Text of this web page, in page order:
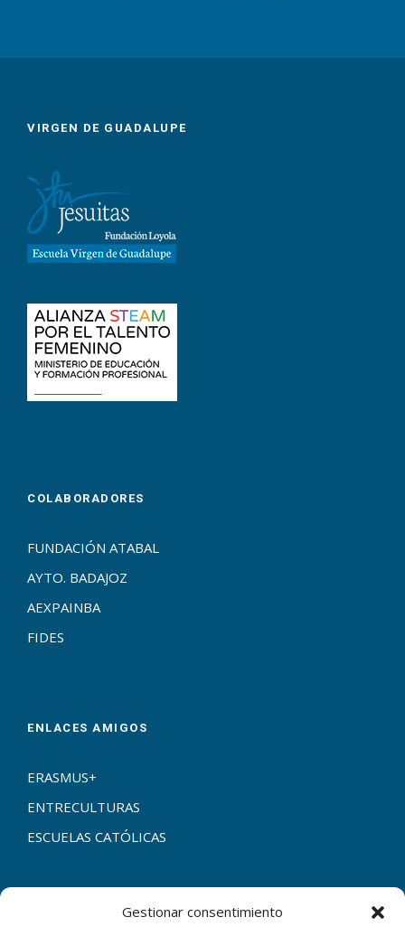
Gestionar consentimiento
VIRGEN DE GUADALUPE
COLABORADORES
FUNDACIÓN ATABAL
AYTO. BADAJOZ
AEXPAINBA
FIDES
ENLACES AMIGOS
ERASMUS+
ENTRECULTURAS
ESCUELAS CATÓLICAS